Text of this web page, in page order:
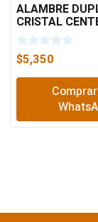
ALAMBRE
CRISTAL
$5,350